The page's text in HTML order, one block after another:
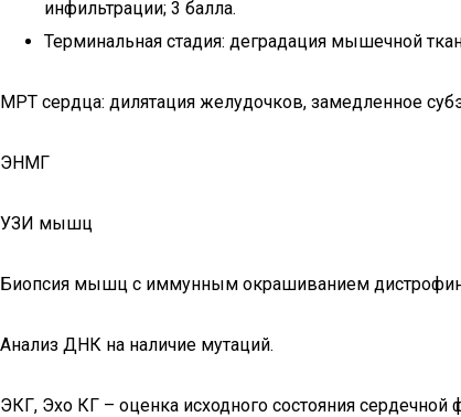
инфильтрации; 3 балла.
Терминальная стадия: деградация мышечной
МРТ сердца: дилятация желудочков, замедленное
ЭНМГ
УЗИ мышц
Биопсия мышц с иммунным окрашиванием
Анализ ДНК на наличие мутаций.
ЭКГ, Эхо КГ – оценка исходного состояния